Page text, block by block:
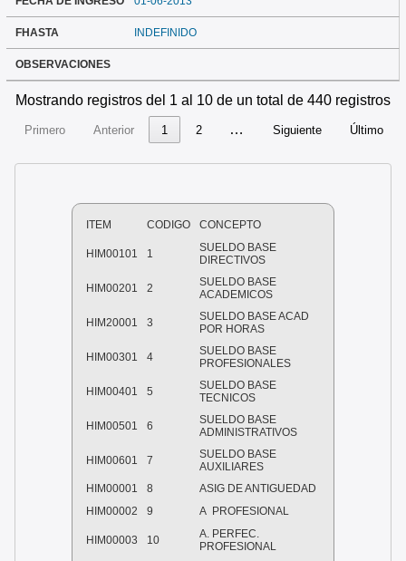
FHASTA INDEFINIDO
OBSERVACIONES
Mostrando registros del 1 al 10 de un total de 440 registros
Primero Anterior 1 2 … Siguiente Último
ITEM CODIGO CONCEPTO
HIM00101 1
SUELDO BASE
DIRECTIVOS
HIM00201 2
SUELDO BASE
ACADEMICOS
HIM20001 3
SUELDO BASE ACAD
POR HORAS
HIM00301 4
SUELDO BASE
PROFESIONALES
HIM00401 5
SUELDO BASE
TECNICOS
HIM00501 6
SUELDO BASE
ADMINISTRATIVOS
HIM00601 7
SUELDO BASE
AUXILIARES
HIM00001
8
ASIG DE ANTIGUEDAD
HIM00002
9 A PROFESIONAL
HIM00003 10
A. PERFEC.
PROFESIONAL